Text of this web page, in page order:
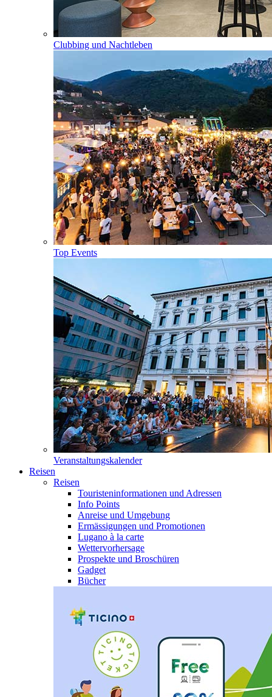
Clubbing und Nachtleben
Top Events
Veranstaltungskalender
Reisen
Reisen
Touristeninformationen und Adressen
Info Points
Anreise und Umgebung
Ermässigungen und Promotionen
Lugano à la carte
Wettervorhersage
Prospekte und Broschüren
Gadget
Bücher